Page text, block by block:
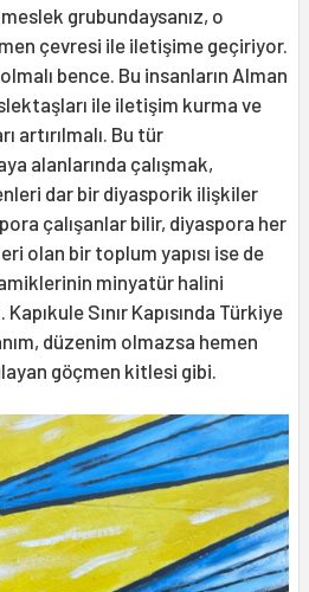
grubundaysanız, o
çevresi ile iletişime geçiriyor.
bence. Bu insanların Alman
ile iletişim kurma ve
artırılmalı. Bu tür
alanlarında çalışmak,
dar bir diyasporik ilişkiler
çalışanlar bilir, diyaspora her
olan bir toplum yapısı ise de
minyatür halini
Sınır Kapısında Türkiye
düzenim olmazsa hemen
göçmen kitlesi gibi.